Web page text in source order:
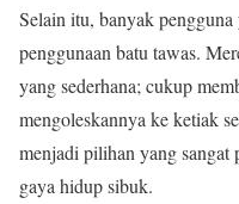
Selain itu, banyak
penggunaan batu tawas.
yang sederhana; cukup
mengoleskannya ke ketiak
menjadi pilihan yang
gaya hidup sibuk.